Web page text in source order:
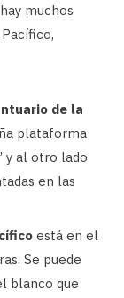
muchos
de la
plataforma
y al otro lado
en las
está en el
Se puede
blanco que